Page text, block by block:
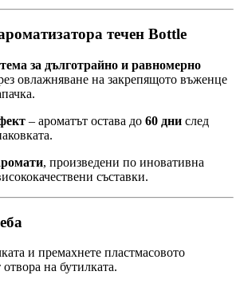
течен Bottle
за дълготрайно и равномерно
овлажняване на закрепящото въженце
– ароматът остава до 60 дни след
, произведени по иновативна
съставки.
и премахнете пластмасовото
на бутилката.